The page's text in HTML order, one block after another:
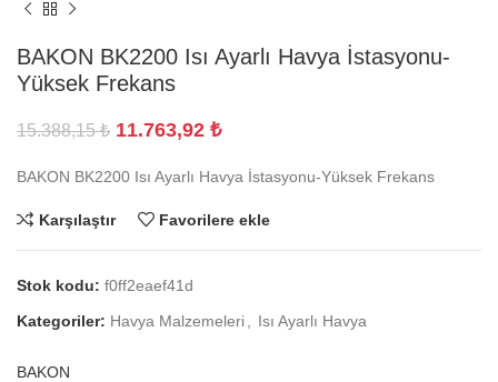
BAKON BK2200 Isı Ayarlı Havya İstasyonu-
Yüksek Frekans
15.388,15₺ 11.763,92 ₺
BAKON BK2200 Isı Ayarlı Havya İstasyonu-Yüksek Frekans
Karşılaştır Favorilere ekle
Stok kodu: f0ff2eaef41d
Kategoriler: Havya Malzemeleri Isı Ayarlı Havya
BAKON